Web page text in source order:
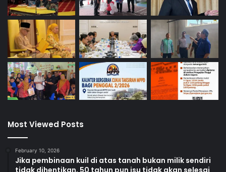
Most Viewed Posts
February 10, 2026
Jika pembinaan kuil di atas tanah bukan milik sendiri